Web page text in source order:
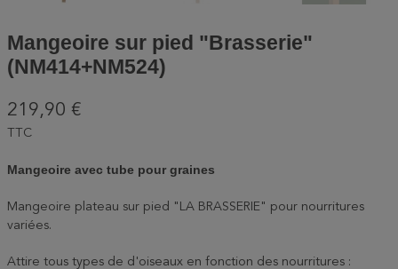
Mangeoire sur pied "Brasserie"
(NM414+NM524)
219,90 €
TTC
Mangeoire avec tube pour graines
Mangeoire plateau sur pied "LA BRASSERIE" pour nourritures
variées.
Attire tous types de d'oiseaux en fonction des nourritures :